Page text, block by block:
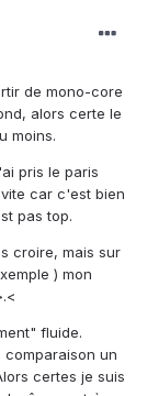
de mono-core
alors certe le
moins.
pris le paris
car c'est bien
pas top.
croire, mais sur
) mon
fluide.
un
certes je suis